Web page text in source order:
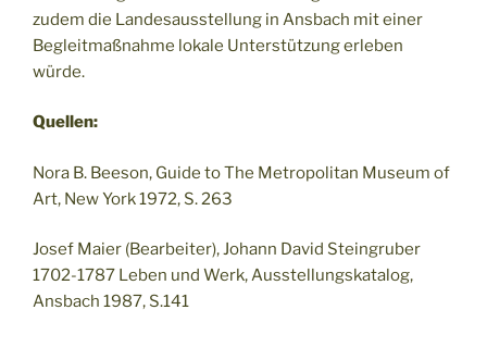
zudem die Landesausstellung in Ansbach mit einer
Begleitmaßnahme lokale Unterstützung erleben
würde.
Quellen:
Nora B. Beeson, Guide to The Metropolitan Museum of
Art, New York 1972, S. 263
Josef Maier (Bearbeiter), Johann David Steingruber
1702-1787 Leben und Werk, Ausstellungskatalog,
Ansbach 1987, S.141